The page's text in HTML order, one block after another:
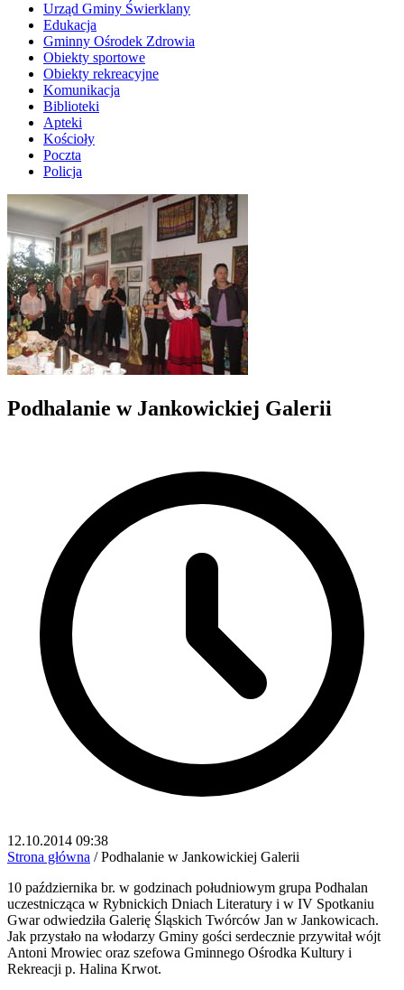
Urząd Gminy Świerklany
Edukacja
Gminny Ośrodek Zdrowia
Obiekty sportowe
Obiekty rekreacyjne
Komunikacja
Biblioteki
Apteki
Kościoły
Poczta
Policja
Podhalanie w Jankowickiej Galerii
12.10.2014 09:38
Strona główna / Podhalanie w Jankowickiej Galerii
10 października br. w godzinach południowym grupa Podhalan
uczestnicząca w Rybnickich Dniach Literatury i w IV Spotkaniu
Gwar odwiedziła Galerię Śląskich Twórców Jan w Jankowicach.
Jak przystało na włodarzy Gminy gości serdecznie przywitał wójt
Antoni Mrowiec oraz szefowa Gminnego Ośrodka Kultury i
Rekreacji p. Halina Krwot.